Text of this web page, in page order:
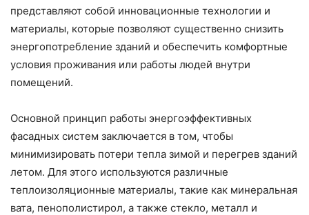
представляют собой инновационные технологии и
материалы, которые позволяют существенно снизить
энергопотребление зданий и обеспечить комфортные
условия проживания или работы людей внутри
помещений.
Основной принцип работы энергоэффективных
фасадных систем заключается в том, чтобы
минимизировать потери тепла зимой и перегрев зданий
летом. Для этого используются различные
теплоизоляционные материалы, такие как минеральная
вата, пенополистирол, а также стекло, металл и